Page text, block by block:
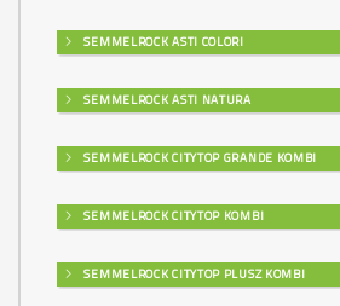
SEMMELROCK ASTI COLORI
SEMMELROCK ASTI NATURA
SEMMELROCK CITYTOP GRANDE KOMBI
SEMMELROCK CITYTOP KOMBI
SEMMELROCK CITYTOP PLUSZ KOMBI